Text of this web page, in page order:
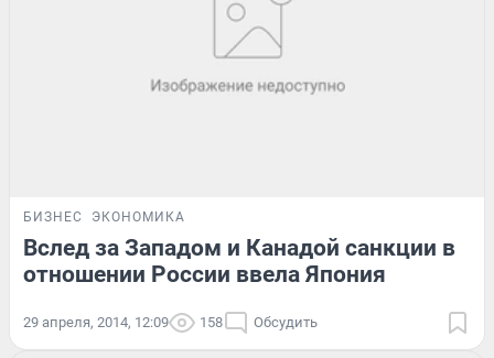
БИЗНЕС ЭКОНОМИКА
Вслед за Западом и Канадой санкции в
отношении России ввела Япония
29 апреля, 2014, 12:09 158 Обсудить